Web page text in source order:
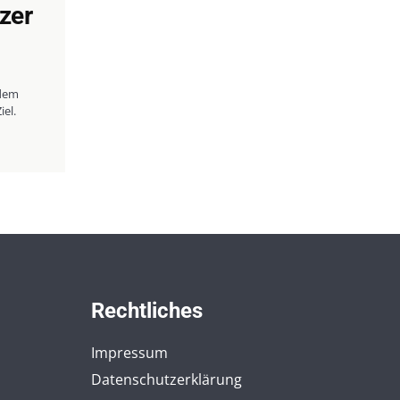
Rechtliches
Impressum
Datenschutzerklärung